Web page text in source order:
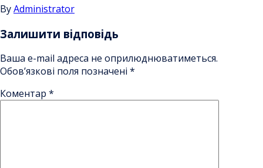
ByAdministrator
Залишити відповідь
Ваша e-mail адреса не оприлюднюватиметься.
Обов’язкові поля позначені *
Коментар *